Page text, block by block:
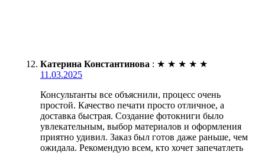
Катерина Константинова : ★ ★ ★ ★ ★
11.03.2025
Консультанты все объяснили, процесс очень
простой. Качество печати просто отличное, а
доставка быстрая. Создание фотокниги было
увлекательным, выбор материалов и оформления
приятно удивил. Заказ был готов даже раньше, чем
ожидала. Рекомендую всем, кто хочет запечатлеть